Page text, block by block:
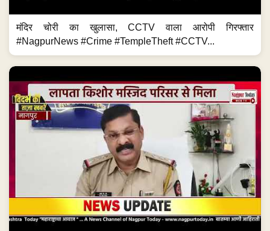
मंदिर चोरी का खुलासा, CCTV वाला आरोपी गिरफ्तार
#NagpurNews #Crime #TempleTheft #CCTV...